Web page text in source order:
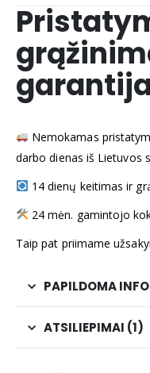
Nemokamas
darbo dienas iš Lietuvos
14 dienų keitimas ir
24 mėn. gamintojo
Taip pat priimame
PAPILDOMA
ATSILIEPIMAI (1)